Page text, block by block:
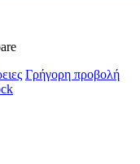
Γρήγορη προβολή